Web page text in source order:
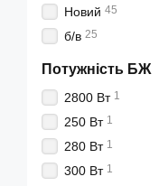
Новий 45
б/в 25
Потужність БЖ
2800 Вт 1
250 Вт 1
280 Вт 1
300 Вт 1